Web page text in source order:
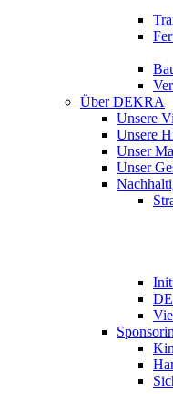
Über DEKRA
Unsere
Unsere
Unser
Unser